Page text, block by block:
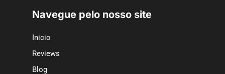
Navegue pelo nosso site
Inicio
Reviews
Blog